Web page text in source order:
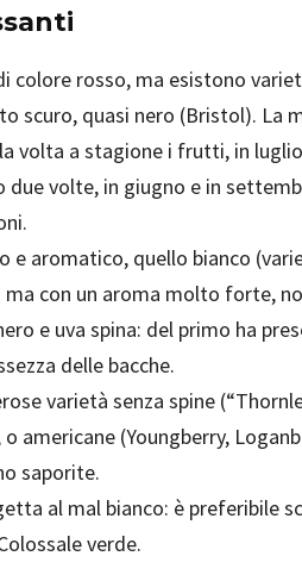
colore rosso, ma esistono
scuro, quasi nero (Bristol). La
volta a stagione i frutti, in
due volte, in giugno e in
e aromatico, quello bianco
ma con un aroma molto forte,
e uva spina: del primo ha
delle bacche.
varietà senza spine
americane (Youngberry,
saporite.
al mal bianco: è preferibile
verde.